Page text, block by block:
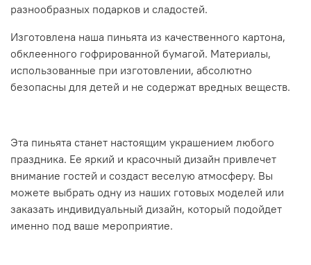
разнообразных подарков и сладостей.
Изготовлена наша пиньята из качественного картона,
обклеенного гофрированной бумагой. Материалы,
использованные при изготовлении, абсолютно
безопасны для детей и не содержат вредных веществ.
Эта пиньята станет настоящим украшением любого
праздника. Ее яркий и красочный дизайн привлечет
внимание гостей и создаст веселую атмосферу. Вы
можете выбрать одну из наших готовых моделей или
заказать индивидуальный дизайн, который подойдет
именно под ваше мероприятие.